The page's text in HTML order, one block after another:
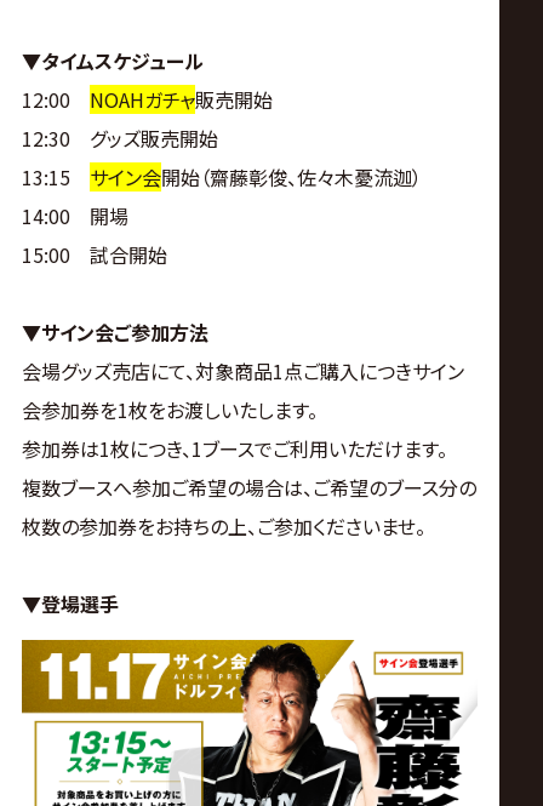
▼タイムスケジュール
12:00 NOAHガチャ販売開始
12:30 グッズ販売開始
13:15 サイン会開始（齋藤彰俊、佐々木憂流迦）
14:00 開場
15:00 試合開始
▼サイン会ご参加方法
会場グッズ売店にて、対象商品1点ご購入につきサイン
会参加券を1枚をお渡しいたします。
参加券は1枚につき、1ブースでご利用いただけます。
複数ブースへ参加ご希望の場合は、ご希望のブース分の
枚数の参加券をお持ちの上、ご参加くださいませ。
▼登場選手